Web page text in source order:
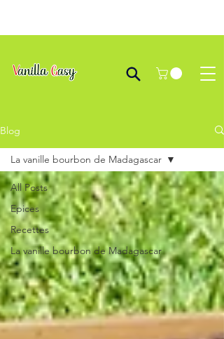
Blog
All Posts
Epices
Recettes
La vanille bourbon de Madagascar
La vanille bourbon de Madagascar